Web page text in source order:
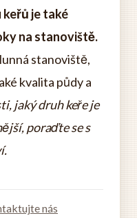
keřů je také
na stanoviště.
stanoviště,
kvalita půdy a
jaký druh keře je
poraďte se s
nás